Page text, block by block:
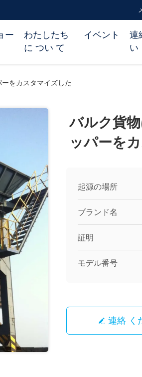
ー
わたしたち
に つい て
イベント
連
い
をカスタマイズした
バルク貨
ッパーを
起源の場所
ブランド名
証明
モデル番号
連絡 く